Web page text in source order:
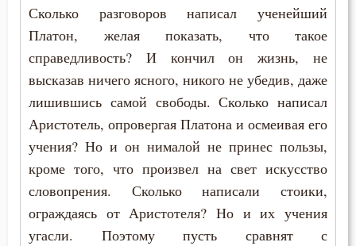
Сколько разговоров написал ученейший
Платон, желая показать, что такое
справедливость? И кончил он жизнь, не
высказав ничего ясного, никого не убедив, даже
лишившись самой свободы. Сколько написал
Аристотель, опровергая Платона и осмеивая его
учения? Но и он нималой не принес пользы,
кроме того, что произвел на свет искусство
словопрения. Сколько написали стоики,
ограждаясь от Аристотеля? Но и их учения
угасли. Поэтому пусть сравнят с